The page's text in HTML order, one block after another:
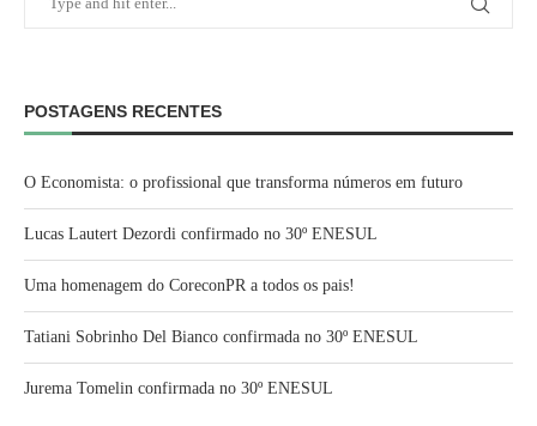
POSTAGENS RECENTES
O Economista: o profissional que transforma números em futuro
Lucas Lautert Dezordi confirmado no 30º ENESUL
Uma homenagem do CoreconPR a todos os pais!
Tatiani Sobrinho Del Bianco confirmada no 30º ENESUL
Jurema Tomelin confirmada no 30º ENESUL